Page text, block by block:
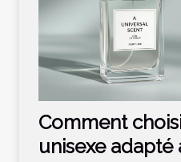
Comment
unisexe adapté